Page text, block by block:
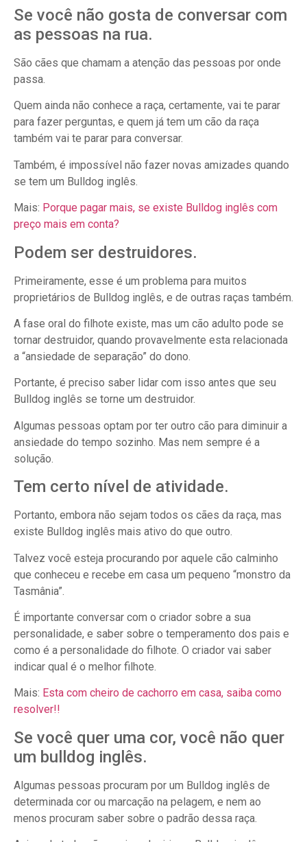
Se você não gosta de conversar com
as pessoas na rua.
São cães que chamam a atenção das pessoas por onde
passa.
Quem ainda não conhece a raça, certamente, vai te parar
para fazer perguntas, e quem já tem um cão da raça
também vai te parar para conversar.
Também, é impossível não fazer novas amizades quando
se tem um Bulldog inglês.
Mais: Porque pagar mais, se existe Bulldog inglês com
preço mais em conta?
Podem ser destruidores.
Primeiramente, esse é um problema para muitos
proprietários de Bulldog inglês, e de outras raças também.
A fase oral do filhote existe, mas um cão adulto pode se
tornar destruidor, quando provavelmente esta relacionada
a “ansiedade de separação” do dono.
Portante, é preciso saber lidar com isso antes que seu
Bulldog inglês se torne um destruidor.
Algumas pessoas optam por ter outro cão para diminuir a
ansiedade do tempo sozinho. Mas nem sempre é a
solução.
Tem certo nível de atividade.
Portanto, embora não sejam todos os cães da raça, mas
existe Bulldog inglês mais ativo do que outro.
Talvez você esteja procurando por aquele cão calminho
que conheceu e recebe em casa um pequeno “monstro da
Tasmânia”.
É importante conversar com o criador sobre a sua
personalidade, e saber sobre o temperamento dos pais e
como é a personalidade do filhote. O criador vai saber
indicar qual é o melhor filhote.
Mais: Esta com cheiro de cachorro em casa, saiba como
resolver!!
Se você quer uma cor, você não quer
um bulldog inglês.
Algumas pessoas procuram por um Bulldog inglês de
determinada cor ou marcação na pelagem, e nem ao
menos procuram saber sobre o padrão dessa raça.